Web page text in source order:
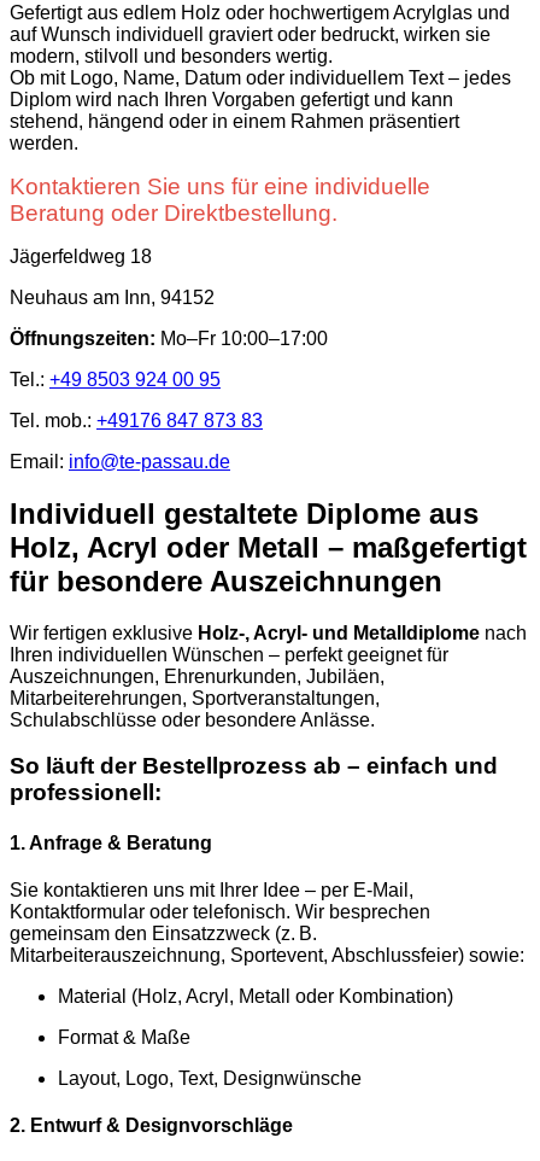
Gefertigt aus edlem Holz oder hochwertigem Acrylglas und
auf Wunsch individuell graviert oder bedruckt, wirken sie
modern, stilvoll und besonders wertig.
Ob mit Logo, Name, Datum oder individuellem Text – jedes
Diplom wird nach Ihren Vorgaben gefertigt und kann
stehend, hängend oder in einem Rahmen präsentiert
werden.
Kontaktieren Sie uns für eine individuelle
Beratung oder Direktbestellung.
Jägerfeldweg 18
Neuhaus am Inn, 94152
Öffnungszeiten: Mo–Fr 10:00–17:00
Tel.: +49 8503 924 00 95
Tel. mob.: +49176 847 873 83
Email: info@te-passau.de
Individuell gestaltete Diplome aus
Holz, Acryl oder Metall – maßgefertigt
für besondere Auszeichnungen
Wir fertigen exklusive Holz-, Acryl- und Metalldiplome nach
Ihren individuellen Wünschen – perfekt geeignet für
Auszeichnungen, Ehrenurkunden, Jubiläen,
Mitarbeiterehrungen, Sportveranstaltungen,
Schulabschlüsse oder besondere Anlässe.
So läuft der Bestellprozess ab – einfach und
professionell:
1. Anfrage & Beratung
Sie kontaktieren uns mit Ihrer Idee – per E-Mail,
Kontaktformular oder telefonisch. Wir besprechen
gemeinsam den Einsatzzweck (z. B.
Mitarbeiterauszeichnung, Sportevent, Abschlussfeier) sowie:
Material (Holz, Acryl, Metall oder Kombination)
Format & Maße
Layout, Logo, Text, Designwünsche
2. Entwurf & Designvorschläge